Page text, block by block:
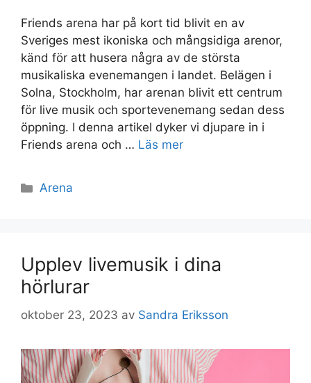
Friends arena har på kort tid blivit en av
Sveriges mest ikoniska och mångsidiga arenor,
känd för att husera några av de största
musikaliska evenemangen i landet. Belägen i
Solna, Stockholm, har arenan blivit ett centrum
för live musik och sportevenemang sedan dess
öppning. I denna artikel dyker vi djupare in i
Friends arena och … Läs mer
Kategorier
Arena
Upplev livemusik i dina
hörlurar
oktober 23, 2023 av Sandra Eriksson